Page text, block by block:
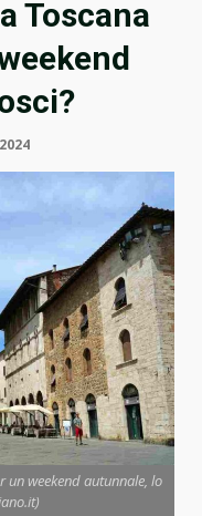
Toscana
un weekend autunnale, lo